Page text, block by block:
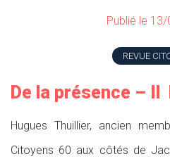
Publié le
REVUE
De la présence – Il
Hugues Thuillier, ancien
Citoyens 60 aux côtés de